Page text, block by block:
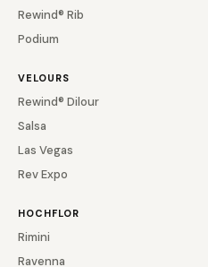
Rewind® Rib
Podium
VELOURS
Rewind® Dilour
Salsa
Las Vegas
Rev Expo
HOCHFLOR
Rimini
Ravenna